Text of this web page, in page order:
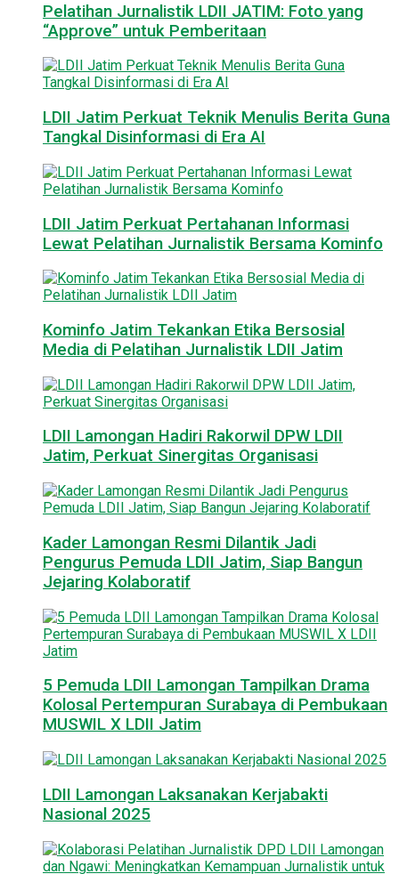
Pelatihan Jurnalistik LDII JATIM: Foto yang
“Approve” untuk Pemberitaan
LDII Jatim Perkuat Teknik Menulis Berita Guna
Tangkal Disinformasi di Era AI
LDII Jatim Perkuat Pertahanan Informasi
Lewat Pelatihan Jurnalistik Bersama Kominfo
Kominfo Jatim Tekankan Etika Bersosial
Media di Pelatihan Jurnalistik LDII Jatim
LDII Lamongan Hadiri Rakorwil DPW LDII
Jatim, Perkuat Sinergitas Organisasi
Kader Lamongan Resmi Dilantik Jadi
Pengurus Pemuda LDII Jatim, Siap Bangun
Jejaring Kolaboratif
5 Pemuda LDII Lamongan Tampilkan Drama
Kolosal Pertempuran Surabaya di Pembukaan
MUSWIL X LDII Jatim
LDII Lamongan Laksanakan Kerjabakti
Nasional 2025